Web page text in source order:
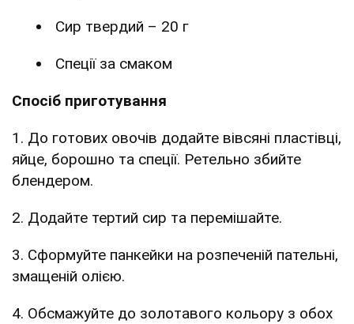
Сир твердий – 20 г
Спеції за смаком
Спосіб приготування
1. До готових овочів додайте вівсяні пластівці,
яйце, борошно та спеції. Ретельно збийте
блендером.
2. Додайте тертий сир та перемішайте.
3. Сформуйте панкейки на розпеченій пательні,
змащеній олією.
4. Обсмажуйте до золотавого кольору з обох